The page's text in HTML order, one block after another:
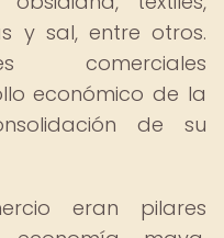
y sal, entre otros.
comerciales
económico de la
de su
eran pilares